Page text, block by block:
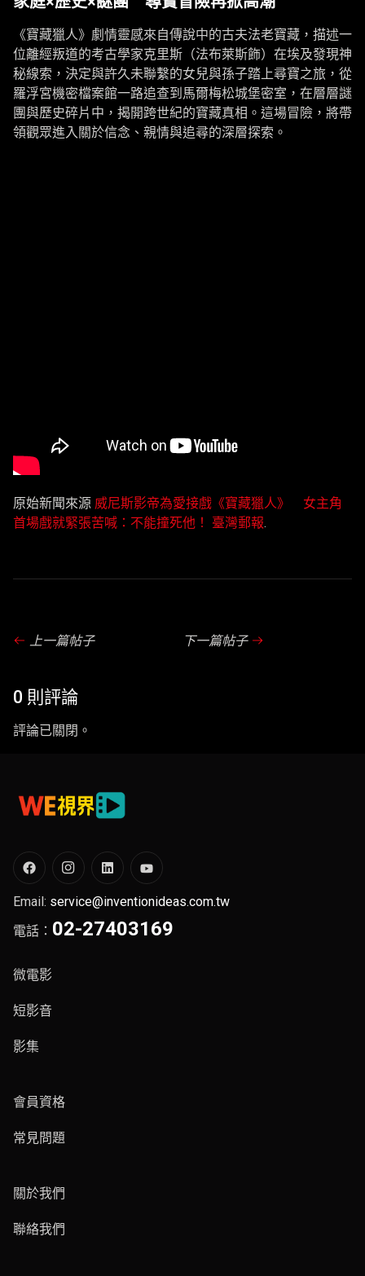
《寶藏獵人》劇情靈感來自傳說中的古夫法老寶藏，描述一
位離經叛道的考古學家克里斯（法布萊斯飾）在埃及發現神
秘線索，決定與許久未聯繫的女兒與孫子踏上尋寶之旅，從
羅浮宮機密檔案館一路追查到馬爾梅松城堡密室，在層層謎
團與歷史碎片中，揭開跨世紀的寶藏真相。這場冒險，將帶
領觀眾進入關於信念、親情與追尋的深層探索。
原始新聞來源 威尼斯影帝為愛接戲《寶藏獵人》 女主角
首場戲就緊張苦喊：不能撞死他！
臺灣郵報.
上一篇帖子 下一篇帖子
0 則評論
評論已關閉。
Email: service@inventionideas.com.tw
電話： 02-27403169
微電影
短影音
影集
會員資格
常見問題
關於我們
聯絡我們